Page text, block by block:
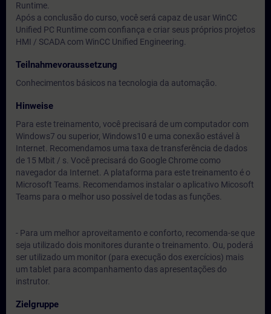
Runtime.
Após a conclusão do curso, você será capaz de usar WinCC
Unified PC Runtime com confiança e criar seus próprios projetos
HMI / SCADA com WinCC Unified Engineering.
Teilnahmevoraussetzung
Conhecimentos básicos na tecnologia da automação.
Hinweise
Para este treinamento, você precisará de um computador com
Windows7 ou superior, Windows10 e uma conexão estável à
Internet. Recomendamos uma taxa de transferência de dados
de 15 Mbit / s. Você precisará do Google Chrome como
navegador da Internet. A plataforma para este treinamento é o
Microsoft Teams. Recomendamos instalar o aplicativo Micosoft
Teams para o melhor uso possível de todas as funções.
- Para um melhor aproveitamento e conforto, recomenda-se que
seja utilizado dois monitores durante o treinamento. Ou, poderá
ser utilizado um monitor (para execução dos exercícios) mais
um tablet para acompanhamento das apresentações do
instrutor.
Zielgruppe